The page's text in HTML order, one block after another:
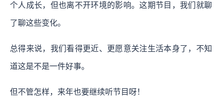
个人成长，但也离不开环境的影响。这期节目，我们就聊
了聊这些变化。
总得来说，我们看得更近、更愿意关注生活本身了，不知
道这是不是一件好事。
但不管怎样，来年也要继续听节目呀！